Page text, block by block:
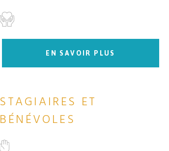
EN SAVOIR PLUS
STAGIAIRES ET
BÉNÉVOLES